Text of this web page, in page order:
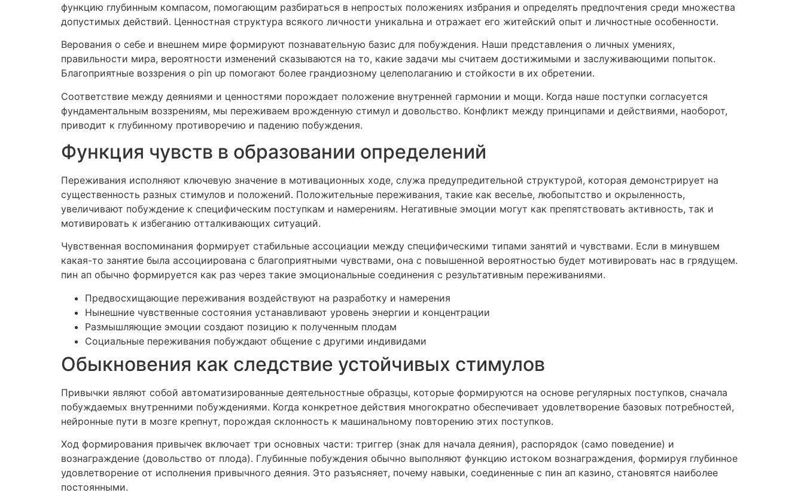
функцию глубинным компасом, помогающим разбираться в непростых положениях избрания и определять предпочтения среди множества
допустимых действий. Ценностная структура всякого личности уникальна и отражает его житейский опыт и личностные особенности.
Верования о себе и внешнем мире формируют познавательную базис для побуждения. Наши представления о личных умениях,
правильности мира, вероятности изменений сказываются на то, какие задачи мы считаем достижимыми и заслуживающими попыток.
Благоприятные воззрения о pin up помогают более грандиозному целеполаганию и стойкости в их обретении.
Соответствие между деяниями и ценностями порождает положение внутренней гармонии и мощи. Когда наше поступки согласуется
фундаментальным воззрениям, мы переживаем врожденную стимул и довольство. Конфликт между принципами и действиями, наоборот,
приводит к глубинному противоречию и падению побуждения.
Функция чувств в образовании определений
Переживания исполняют ключевую значение в мотивационных ходе, служа предупредительной структурой, которая демонстрирует на
существенность разных стимулов и положений. Положительные переживания, такие как веселье, любопытство и окрыленность,
увеличивают побуждение к специфическим поступкам и намерениям. Негативные эмоции могут как препятствовать активность, так и
мотивировать к избеганию отталкивающих ситуаций.
Чувственная воспоминания формирует стабильные ассоциации между специфическими типами занятий и чувствами. Если в минувшем
какая-то занятие была ассоциирована с благоприятными чувствами, она с повышенной вероятностью будет мотивировать нас в грядущем.
пин ап обычно формируется как раз через такие эмоциональные соединения с результативным переживаниями.
Предвосхищающие переживания воздействуют на разработку и намерения
Нынешние чувственные состояния устанавливают уровень энергии и концентрации
Размышляющие эмоции создают позицию к полученным плодам
Социальные переживания побуждают общение с другими индивидами
Обыкновения как следствие устойчивых стимулов
Привычки являют собой автоматизированные деятельностные образцы, которые формируются на основе регулярных поступков, сначала
побуждаемых внутренними побуждениями. Когда конкретное действия многократно обеспечивает удовлетворение базовых потребностей,
нейронные пути в мозге крепнут, порождая склонность к машинальному повторению этих поступков.
Ход формирования привычек включает три основных части: триггер (знак для начала деяния), распорядок (само поведение) и
вознаграждение (довольство от плода). Глубинные побуждения обычно выполняют функцию истоком вознаграждения, формируя глубинное
удовлетворение от исполнения привычного деяния. Это разъясняет, почему навыки, соединенные с пин ап казино, становятся наиболее
постоянными.